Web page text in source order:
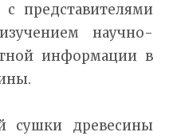
представителями
научно-
информации в
сушки древесины